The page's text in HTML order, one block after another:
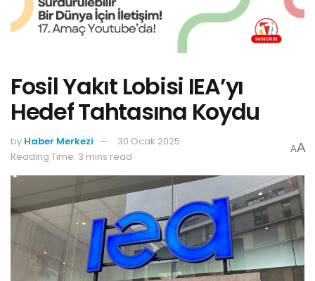
Fosil Yakıt Lobisi IEA’yı
Hedef Tahtasına Koydu
by Haber Merkezi
30 Ocak 2025
Reading Time: 3 mins read
AA